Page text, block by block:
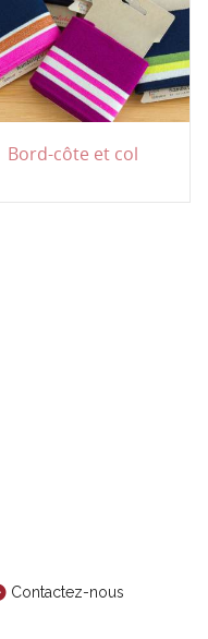
Bord-côte et col
Contactez-nous